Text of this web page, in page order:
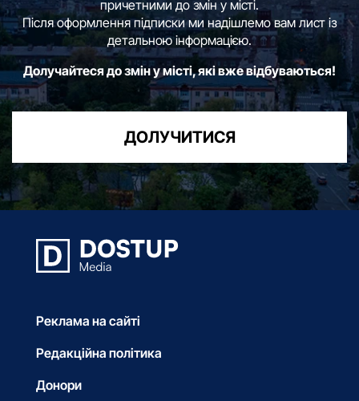
причетними до змін у місті.
Після оформлення підписки ми надішлемо вам лист із
детальною інформацією.
Долучайтеся до змін у місті, які вже відбуваються!
ДОЛУЧИТИСЯ
Реклама на сайті
Редакційна політика
Донори